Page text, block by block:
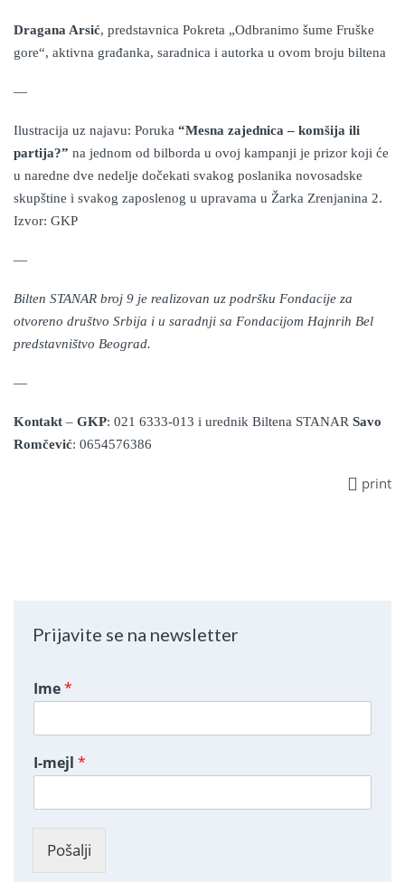
Dragana Arsić, predstavnica Pokreta „Odbranimo šume Fruške
gore“, aktivna građanka, saradnica i autorka u ovom broju biltena
—
Ilustracija uz najavu: Poruka “Mesna zajednica – komšija ili
partija?” na jednom od bilborda u ovoj kampanji je prizor koji će
u naredne dve nedelje dočekati svakog poslanika novosadske
skupštine i svakog zaposlenog u upravama u Žarka Zrenjanina 2.
Izvor: GKP
—
Bilten STANAR broj 9 je realizovan uz podršku Fondacije za
otvoreno društvo Srbija i u saradnji sa Fondacijom Hajnrih Bel
predstavništvo Beograd.
—
Kontakt – GKP: 021 6333-013 i urednik Biltena STANAR Savo
Romčević: 0654576386
print
Prijavite se na newsletter
Ime*
I-mejl *
Pošalji